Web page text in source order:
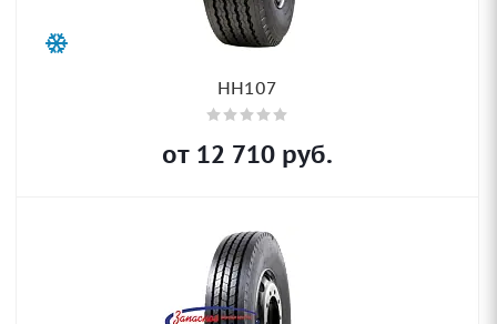
HH107
от 12 710 руб.